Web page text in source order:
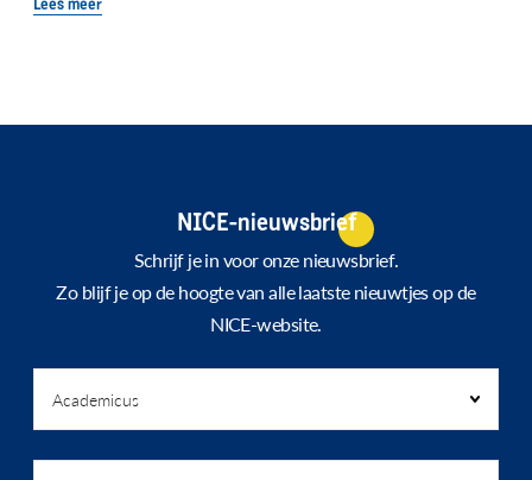
Lees meer
NICE-nieuwsbrief
Schrijf je in voor onze nieuwsbrief.
Zo blijf je op de hoogte van alle laatste nieuwtjes op de
NICE-website.